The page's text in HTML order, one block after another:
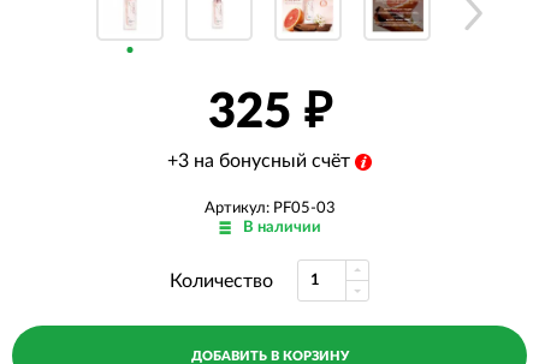
325
+3 на бонусный счёт
Артикул: PF05-03
В наличии
Количество
ДОБАВИТЬ В КОРЗИНУ